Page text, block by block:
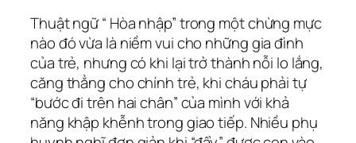
Thuật ngữ “ Hòa nhập” trong một chừng mực
nào đó vừa là niềm vui cho những gia đình
của trẻ, nhưng có khi lại trở thành nỗi lo lắng,
căng thẳng cho chính trẻ, khi cháu phải tự
“bước đi trên hai chân” của mình với khả
năng khập khễnh trong giao tiếp. Nhiều phụ